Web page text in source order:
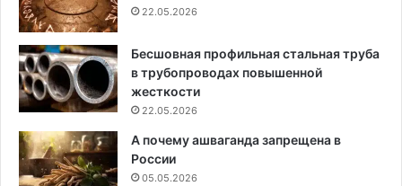
22.05.2026
Бесшовная профильная стальная труба
в трубопроводах повышенной
жесткости
22.05.2026
А почему ашваганда запрещена в
России
05.05.2026